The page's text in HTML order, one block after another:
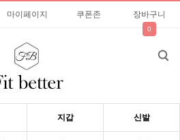
마이페이지 쿠폰존 장바구니
0
지갑 신발